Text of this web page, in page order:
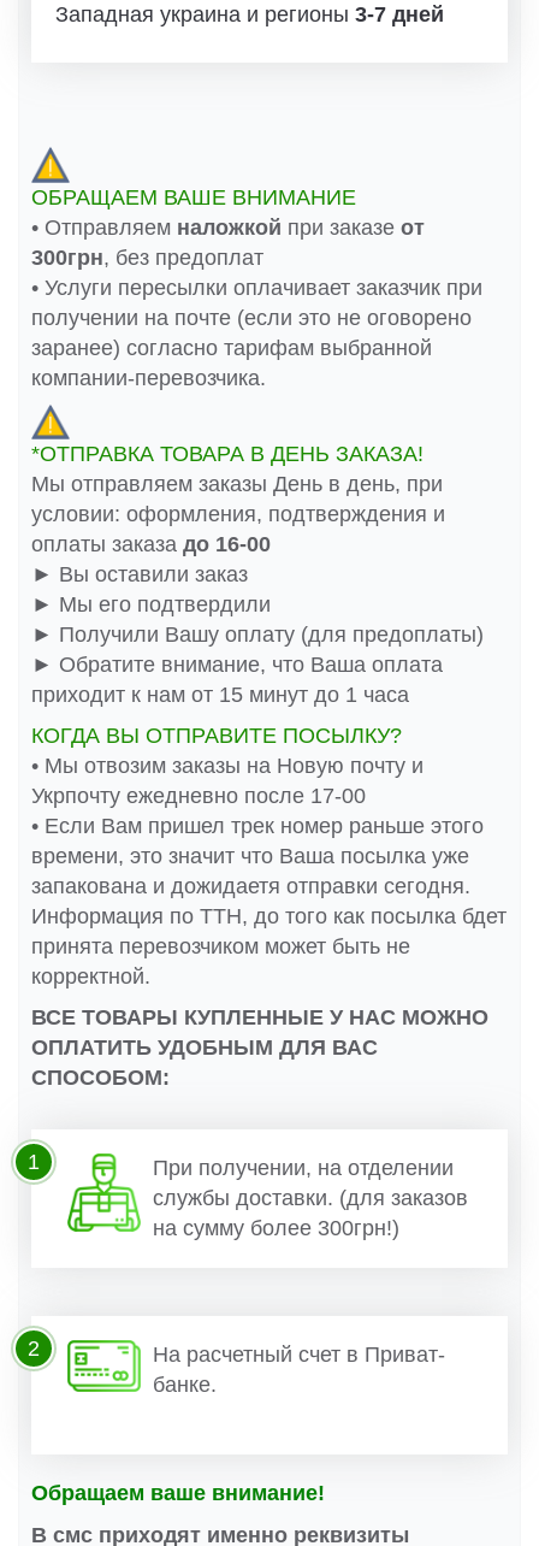
Западная украина и регионы 3-7 дней
ОБРАЩАЕМ ВАШЕ ВНИМАНИЕ
• Отправляем наложкой при заказе от
300грн, без предоплат
• Услуги пересылки оплачивает заказчик при
получении на почте (если это не оговорено
заранее) согласно тарифам выбранной
компании-перевозчика.
*ОТПРАВКА ТОВАРА В ДЕНЬ ЗАКАЗА!
Мы отправляем заказы День в день, при
условии: оформления, подтверждения и
оплаты заказа до 16-00
► Вы оставили заказ
► Мы его подтвердили
► Получили Вашу оплату (для предоплаты)
► Обратите внимание, что Ваша оплата
приходит к нам от 15 минут до 1 часа
КОГДА ВЫ ОТПРАВИТЕ ПОСЫЛКУ?
• Мы отвозим заказы на Новую почту и
Укрпочту ежедневно после 17-00
• Если Вам пришел трек номер раньше этого
времени, это значит что Ваша посылка уже
запакована и дожидаетя отправки сегодня.
Информация по ТТН, до того как посылка бдет
принята перевозчиком может быть не
корректной.
ВСЕ ТОВАРЫ КУПЛЕННЫЕ У НАС МОЖНО
ОПЛАТИТЬ УДОБНЫМ ДЛЯ ВАС
СПОСОБОМ:
При получении, на отделении
службы доставки. (для заказов
на сумму более 300грн!)
1
На расчетный счет в Приват-
банке.
2
Обращаем ваше внимание!
В смс приходят именно реквизиты